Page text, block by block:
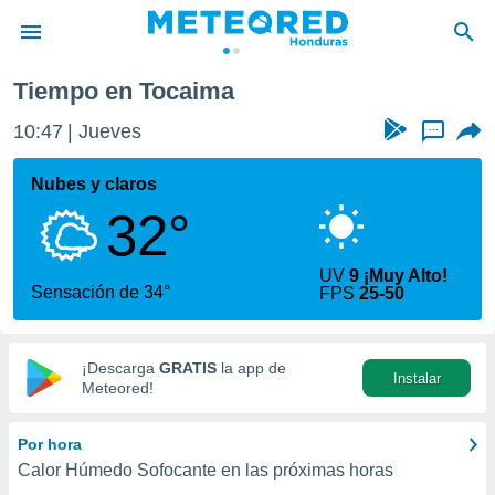
de
ha sido
calidad.
a este
las
y
digital
basada
Tiempo en Tocaima
10:47 Jueves ...
Nubes y claros
32°
Sensación de 34°
UV9 ¡Muy Alto!
FPS25-50
¡Descarga GRATIS la app de
Meteored!
Instalar
Por hora
Calor Húmedo Sofocante en las próximas horas